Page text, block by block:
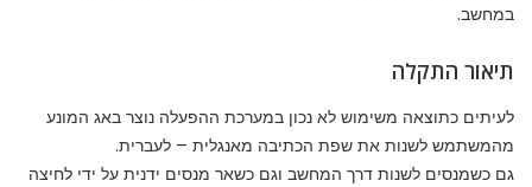
במחשב.
תיאור התקלה
לעיתים כתוצאה משימוש לא נכון במערכת ההפעלה נוצר באג המונע
מהמשתמש לשנות את שפת הכתיבה מאנגלית – לעברית.
גם כשמנסים לשנות דרך המחשב וגם כשאר מנסים ידנית על ידי לחיצה